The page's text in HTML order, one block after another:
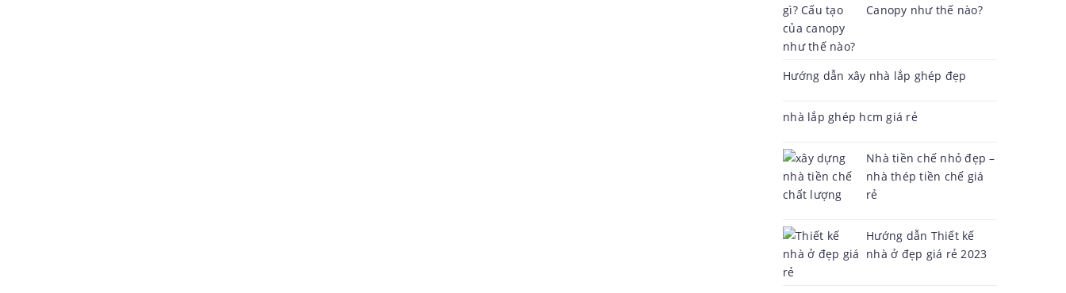
Canopy như thế nào?
Hướng dẫn xây nhà lắp ghép đẹp
nhà lắp ghép hcm giá rẻ
Nhà tiền chế nhỏ đẹp –
nhà thép tiền chế giá
rẻ
Hướng dẫn Thiết kế
nhà ở đẹp giá rẻ 2023